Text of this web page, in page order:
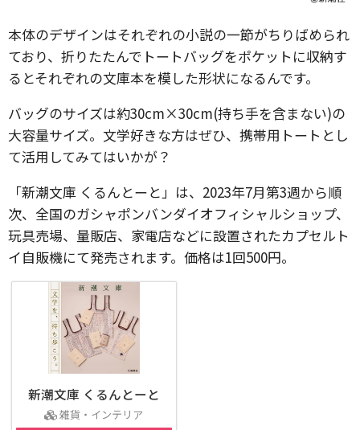
本体のデザインはそれぞれの小説の一節がちりばめられ
ており、折りたたんでトートバッグをポケットに収納す
るとそれぞれの文庫本を模した形状になるんです。
バッグのサイズは約30cm×30cm(持ち手を含まない)の
大容量サイズ。文学好きな方はぜひ、携帯用トートとし
て活用してみてはいかが？
「新潮文庫 くるんとーと」は、2023年7月第3週から順
次、全国のガシャポンバンダイオフィシャルショップ、
玩具売場、量販店、家電店などに設置されたカプセルト
イ⾃販機にて発売されます。価格は1回500円。
新潮文庫 くるんとーと
雑貨・インテリア